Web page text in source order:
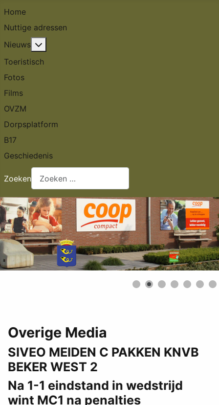
Home
Nuttige adressen
Nieuws
Toeristisch
Fotos
Films
OVZM
Dorpsplatform
B17
Geschiedenis
Zoeken
Overige Media
SIVEO MEIDEN C PAKKEN KNVB
BEKER WEST 2
Na 1-1 eindstand in wedstrijd
wint MC1 na penalties